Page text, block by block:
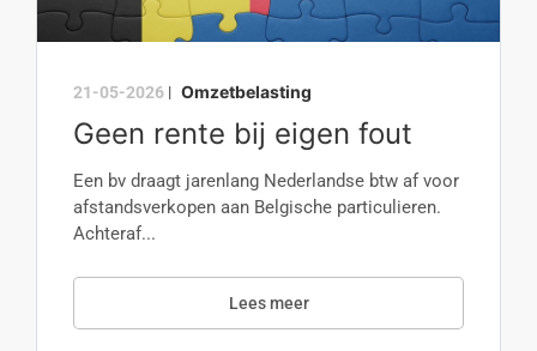
21-05-2026 | Omzetbelasting
Geen rente bij eigen fout
Een bv draagt jarenlang Nederlandse btw af voor
afstandsverkopen aan Belgische particulieren.
Achteraf...
Lees meer